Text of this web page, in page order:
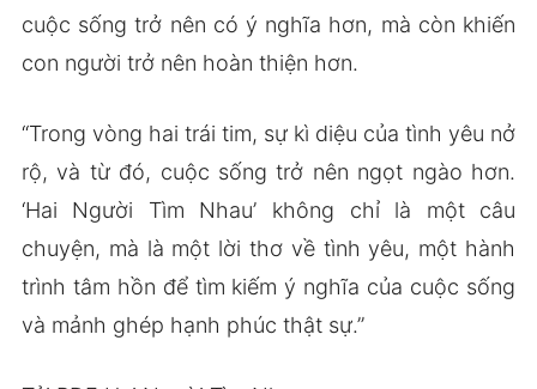
cuộc sống trở nên có ý nghĩa hơn, mà còn khiến
con người trở nên hoàn thiện hơn.
“Trong vòng hai trái tim, sự kì diệu của tình yêu nở
rộ, và từ đó, cuộc sống trở nên ngọt ngào hơn.
‘Hai Người Tìm Nhau’ không chỉ là một câu
chuyện, mà là một lời thơ về tình yêu, một hành
trình tâm hồn để tìm kiếm ý nghĩa của cuộc sống
và mảnh ghép hạnh phúc thật sự.”